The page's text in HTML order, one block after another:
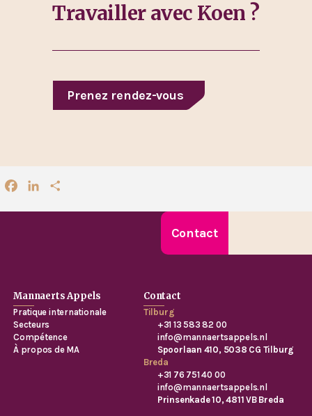
Travailler avec Koen ?
Prenez rendez-vous
FacebookLinkedIn
Contact
Mannaerts Appels
Pratique internationale
Secteurs
Compétence
À propos de MA
Contact
Tilburg
+31 13 583 82 00
info@mannaertsappels.nl
Spoorlaan 410, 5038 CG Tilburg
Breda
+31 76 751 40 00
info@mannaertsappels.nl
Prinsenkade 10, 4811 VB Breda